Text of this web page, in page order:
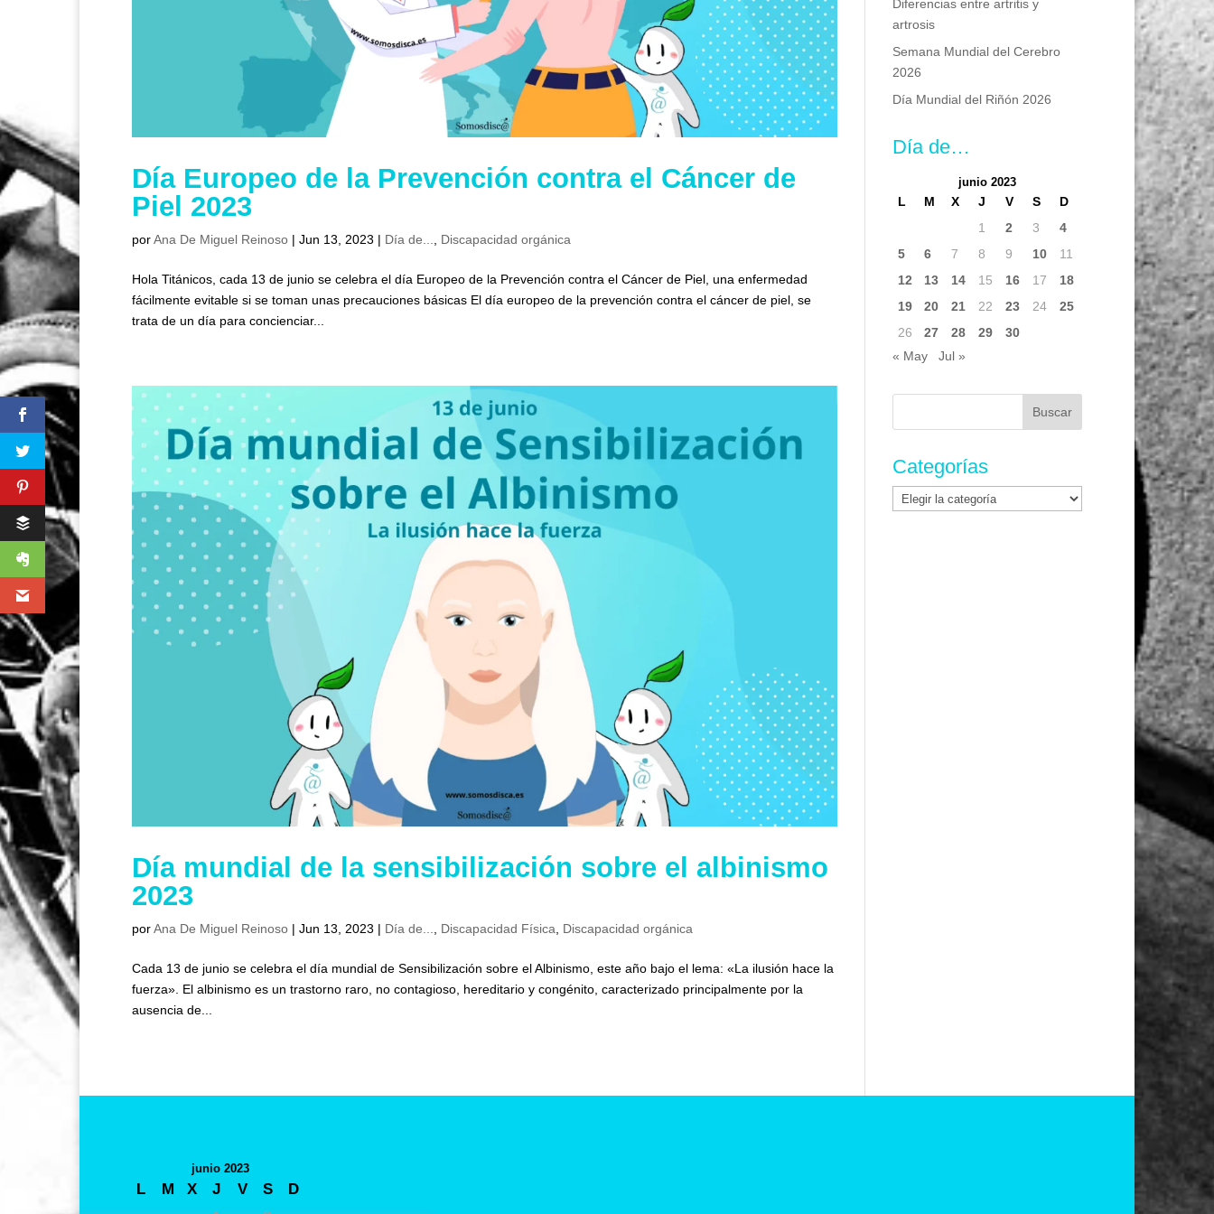
Día Europeo de la Prevención contra el Cáncer de
Piel 2023
porAna De Miguel Reinoso |Jun 13, 2023 | Día de... Discapacidad orgánica
Hola Titánicos, cada 13 de junio se celebra el día Europeo de la Prevención contra el Cáncer de Piel, una enfermedad
fácilmente evitable si se toman unas precauciones básicas El día europeo de la prevención contra el cáncer de piel, se
trata de un día para concienciar...
Día mundial de la sensibilización sobre el albinismo
2023
porAna De Miguel Reinoso |Jun 13, 2023 | Día de... Discapacidad Física Discapacidad orgánica
Cada 13 de junio se celebra el día mundial de Sensibilización sobre el Albinismo, este año bajo el lema: «La ilusión hace la
fuerza». El albinismo es un trastorno raro, no contagioso, hereditario y congénito, caracterizado principalmente por la
ausencia de...
Diferencias entre artritis y
artrosis
Semana Mundial del Cerebro
2026
Día Mundial del Riñón 2026
Día de…
junio 2023
L M X J V S
D
1
2 3
4
5
6 7 8 9 10
11
12
13 14 15 16 17
18
19
20 21 22 23 24
25
26
27 28 29
30
« May
Jul »
Buscar:
Categorías
Categorías
junio 2023
L M X J V S
D